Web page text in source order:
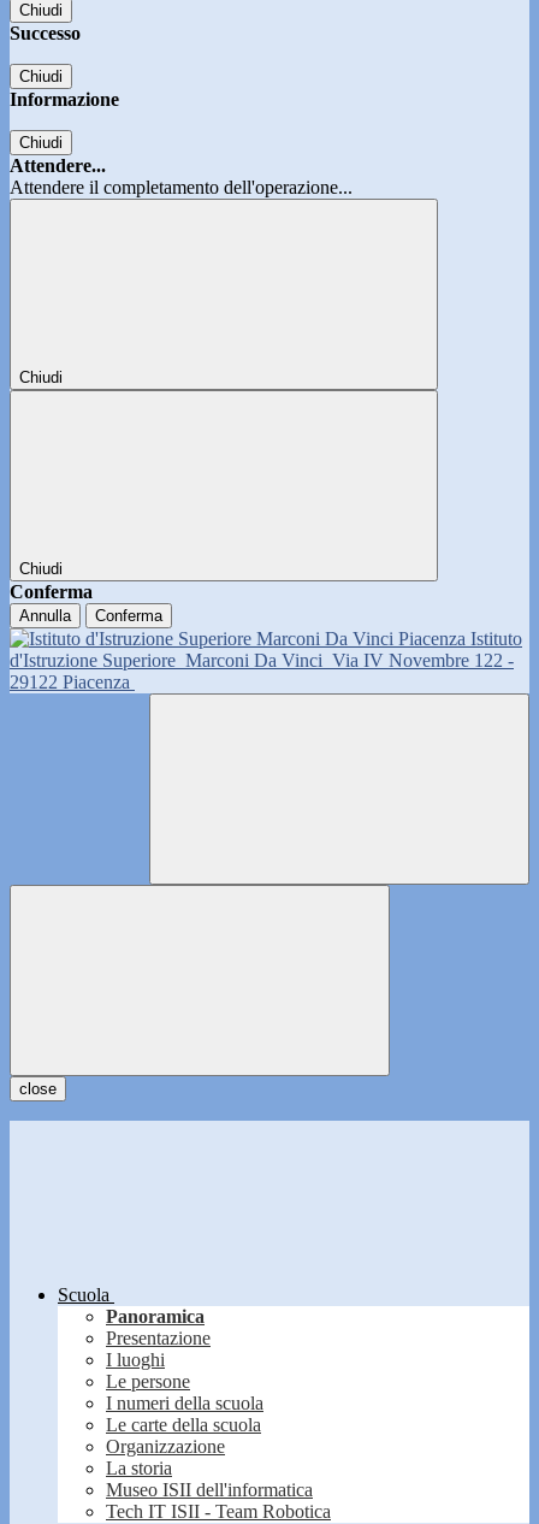
Chiudi
Successo
Chiudi
Informazione
Chiudi
Attendere...
Attendere il completamento dell'operazione...
Chiudi
Chiudi
Conferma
Annulla Conferma
Istituto
d'Istruzione Superiore Marconi Da Vinci Via IV Novembre 122 -
29122 Piacenza
close
Scuola
Panoramica
Presentazione
I luoghi
Le persone
I numeri della scuola
Le carte della scuola
Organizzazione
La storia
Museo ISII dell'informatica
Tech IT ISII - Team Robotica